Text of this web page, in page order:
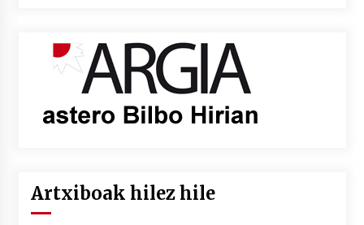
Artxiboak hilez hile